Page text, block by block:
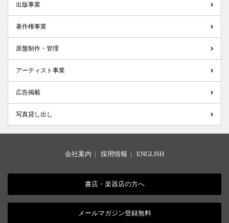
出版事業
著作権事業
原盤制作・管理
アーティスト事業
広告掲載
写真貸し出し
会社案内 | 採用情報 | ENGLISH
書店・楽器店の方へ
メールマガジン登録無料